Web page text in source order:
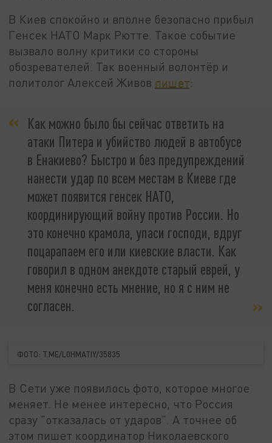
В Киев спокойно и вполне безопасно прибыл
Генсек НАТО Марк Рютте. Такое событие
вызвало волну критики со стороны
обозревателей. Так военный волонтёр и
политолог Алексей Живов пишет:
Как можно было бы сейчас ответить на
атаки Питера и убийство людей в автобусе
в Енакиево? Быстро и без предупреждений
нанести удар по всем местам в Киеве где
может появится генсек НАТО,
координирующий войну против России. Но
это конечно крамола, упаси господи, вдруг
поцарапаем его или киевские власти. Как
говорил в одном анекдоте старый еврей, у
меня конечно есть мнение, но я с ним не
согласен.
ФОТО: T.ME/L0HMATIY/35835
В Сети уже появилось фото, которое многое
меняет. Не менее интересно, что Россия
сразу "отказалась от ударов". А точнее об
этом пишет координатор Николаевского